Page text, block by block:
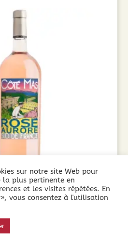
Magnum (1.5L ) 2024
sur notre site Web pour
la plus pertinente en
et les visites répétées. En
vous consentez à l'utilisation